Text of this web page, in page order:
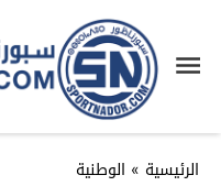
الرئيسية » الوطنية